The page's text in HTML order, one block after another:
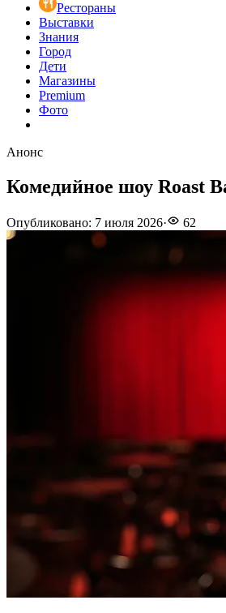
Рестораны
Выставки
Знания
Город
Дети
Магазины
Premium
Фото
Анонс
Комедийное шоу Roast
Опубликовано: 7 июля 2026· 62